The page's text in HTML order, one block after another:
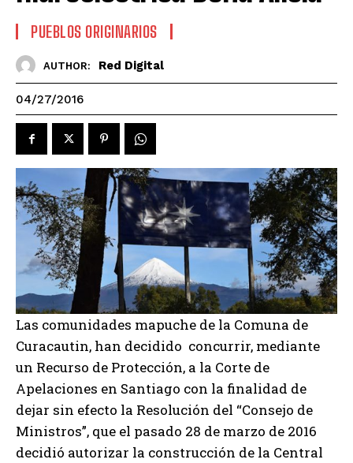
PUEBLOS ORIGINARIOS
AUTHOR: Red Digital
04/27/2016
Las comunidades mapuche de la Comuna de
Curacautin, han decidido concurrir, mediante
un Recurso de Protección, a la Corte de
Apelaciones en Santiago con la finalidad de
dejar sin efecto la Resolución del “Consejo de
Ministros”, que el pasado 28 de marzo de 2016
decidió autorizar la construcción de la Central